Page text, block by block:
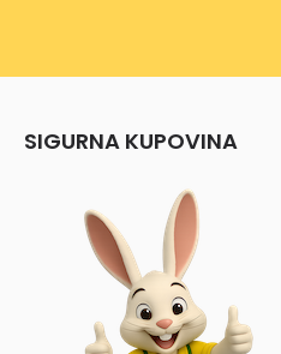
SIGURNA KUPOVINA